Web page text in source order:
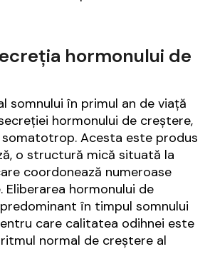
hormonului de
somnului în primul an de viață
hormonului de creștere,
Acesta este produs
o structură mică situată la
coordonează numeroase
Eliberarea hormonului de
în timpul somnului
care calitatea odihnei este
normal de creștere al